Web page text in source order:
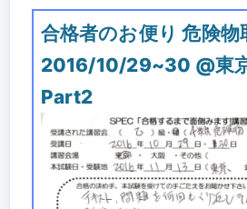
合格者のお便り 危険物
2016/10/29~30 @東
Part2